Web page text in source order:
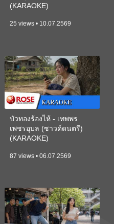
(KARAOKE)
25 views • 10.07.2569
บัวทองร้องไห้ - เทพพร
เพชรอุบล (ซาวด์ดนตรี)
(KARAOKE)
87 views • 06.07.2569